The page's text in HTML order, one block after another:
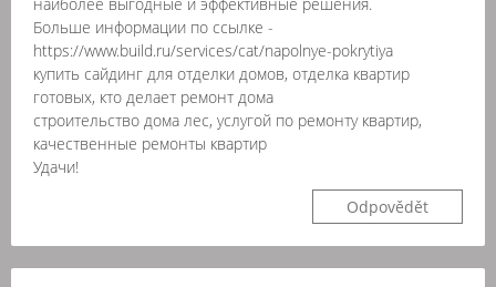
Больше информации по ссылке -
https://www.build.ru/services/cat/napolnye-pokrytiya
купить сайдинг для отделки домов, отделка квартир
готовых, кто делает ремонт дома
строительство дома лес, услугой по ремонту квартир,
качественные ремонты квартир
Удачи!
Odpovědět